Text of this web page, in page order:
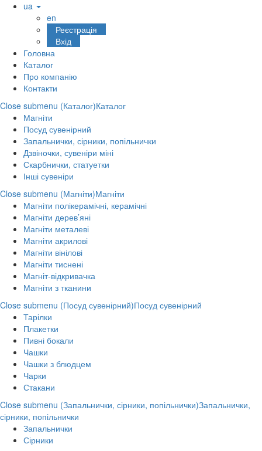
ua
en
Реєстрація
Вхід
Головна
Каталог
Про компанію
Контакти
Close submenu (Каталог)Каталог
Магніти
Посуд сувенірний
Запальнички, сірники, попільнички
Дзвіночки, сувеніри міні
Скарбнички, статуетки
Інші сувеніри
Close submenu (Магніти)Магніти
Магніти полікерамічні, керамічні
Магніти дерев’яні
Магніти металеві
Магніти акрилові
Магніти вінілові
Магніти тиснені
Магніт-відкривачка
Магніти з тканини
Close submenu (Посуд сувенірний)Посуд сувенірний
Тарілки
Плакетки
Пивні бокали
Чашки
Чашки з блюдцем
Чарки
Стакани
Close submenu (Запальнички, сірники, попільнички)Запальнички,
сірники, попільнички
Запальнички
Сірники